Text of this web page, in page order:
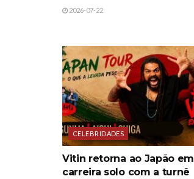
2026-07-22
CELEBRIDADES
Vitin retorna ao Japão em
carreira solo com a turnê